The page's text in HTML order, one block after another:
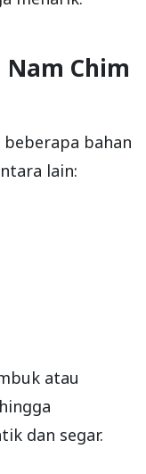
Chim
bahan
lain:
atau
dan segar.